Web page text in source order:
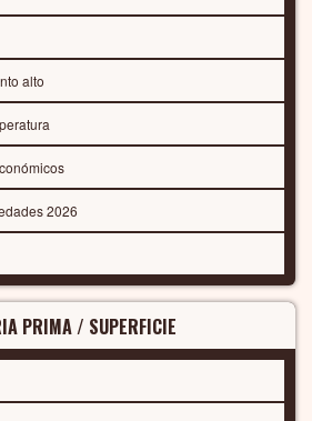
alto
2026
PRIMA / SUPERFICIE